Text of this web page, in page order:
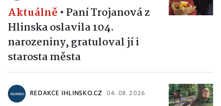
Aktuálně • Paní Trojanová z
Hlinska oslavila 104.
narozeniny, gratuloval jí i
starosta města
REDAKCE IHLINSKO.CZ 04. 08. 2026